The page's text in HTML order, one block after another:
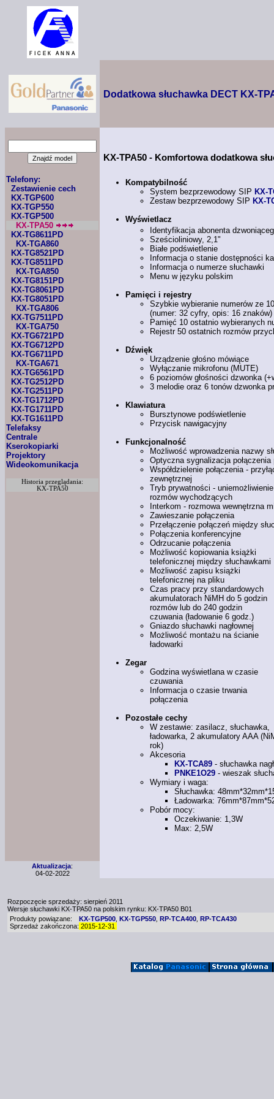
Dodatkowa słuchawka DECT KX-
Telefony:
Zestawienie cech
KX-TGP600
KX-TGP550
KX-TGP500
KX-TPA50
KX-TG8611PD
KX-TGA860
KX-TG8521PD
KX-TG8511PD
KX-TGA850
KX-TG8151PD
KX-TG8061PD
KX-TG8051PD
KX-TGA806
KX-TG7511PD
KX-TGA750
KX-TG6721PD
KX-TG6712PD
KX-TG6711PD
KX-TGA671
KX-TG6561PD
KX-TG2512PD
KX-TG2511PD
KX-TG1712PD
KX-TG1711PD
KX-TG1611PD
Telefaksy
Centrale
Kserokopiarki
Projektory
Wideokomunikacja
Historia przeglądania:
KX-TPA50
KX-TPA50 - Komfortowa dodatkowa
Kompatybilność
System bezprzewodowy SIP KX-
Zestaw bezprzewodowy SIP KX-
Wyświetlacz
Identyfikacja abonenta
Sześcioliniowy, 2,1"
Białe podświetlenie
Informacja o stanie dostępności
Informacja o numerze słuchawki
Menu w języku polskim
Pamięci i rejestry
Szybkie wybieranie numerów ze
(numer: 32 cyfry, opis: 16 znaków)
Pamięć 10 ostatnio wybieranych
Rejestr 50 ostatnich rozmów
Dźwięk
Urządzenie głośno mówiące
Wyłączanie mikrofonu (MUTE)
6 poziomów głośności dzwonka
3 melodie oraz 6 tonów dzwonka
Klawiatura
Bursztynowe podświetlenie
Przycisk nawigacyjny
Funkcjonalność
Możliwość wprowadzenia nazwy
Optyczna sygnalizacja
Współdzielenie połączenia -
zewnętrznej
Tryb prywatności -
rozmów wychodzących
Interkom - rozmowa wewnętrzna
Zawieszanie połączenia
Przełączenie połączeń między
Połączenia konferencyjne
Odrzucanie połączenia
Możliwość kopiowania książki
telefonicznej między słuchawkami
Możliwość zapisu książki
telefonicznej na pliku
Czas pracy przy standardowych
akumulatorach NiMH do 5 godzin
rozmów lub do 240 godzin
czuwania (ładowanie 6 godz.)
Gniazdo słuchawki nagłownej
Możliwość montażu na ścianie
ładowarki
Zegar
Godzina wyświetlana w czasie
czuwania
Informacja o czasie trwania
połączenia
Pozostałe cechy
W zestawie: zasilacz, słuchawka,
ładowarka, 2 akumulatory AAA
rok)
Akcesoria
KX-TCA89 - słuchawka
PNKE1O29 - wieszak
Wymiary i waga:
Słuchawka:
Ładowarka:
Pobór mocy:
Oczekiwanie: 1,3W
Max: 2,5W
Aktualizacja:
04-02-2022
Rozpoczęcie sprzedaży: sierpień 2011
Wersje słuchawki KX-TPA50 na polskim rynku: KX-TPA50 B01
Produkty powiązane:
KX-TGP500 KX-TGP550 RP-TCA400 RP-TCA430
Sprzedaż zakończona: 2015-12-31